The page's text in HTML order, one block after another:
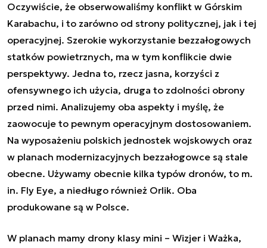
Oczywiście, że obserwowaliśmy konflikt w Górskim
Karabachu, i to zarówno od strony politycznej, jak i tej
operacyjnej. Szerokie wykorzystanie bezzałogowych
statków powietrznych, ma w tym konflikcie dwie
perspektywy. Jedna to, rzecz jasna, korzyści z
ofensywnego ich użycia, druga to zdolności obrony
przed nimi. Analizujemy oba aspekty i myślę, że
zaowocuje to pewnym operacyjnym dostosowaniem.
Na wyposażeniu polskich jednostek wojskowych oraz
w planach modernizacyjnych bezzałogowce są stale
obecne. Używamy obecnie kilka typów dronów, to m.
in. Fly Eye, a niedługo również Orlik. Oba
produkowane są w Polsce.
W planach mamy drony klasy mini – Wizjer i Ważka,